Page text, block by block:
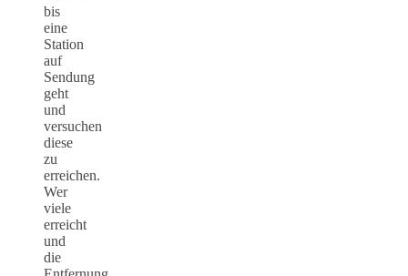
bis
eine
Station
auf
Sendung
geht
und
versuchen
diese
zu
erreichen.
Wer
viele
erreicht
und
die